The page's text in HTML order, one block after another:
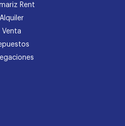
Rent
Alquiler
Venta